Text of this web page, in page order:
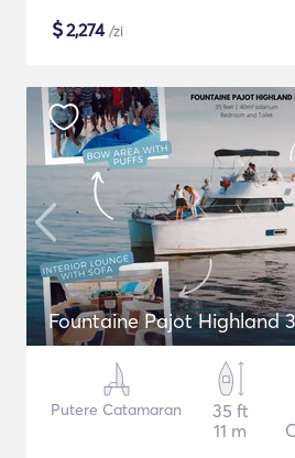
$2,274/zi
Fountaine Pajot Highland
Putere Catamaran
35 ft
11 m